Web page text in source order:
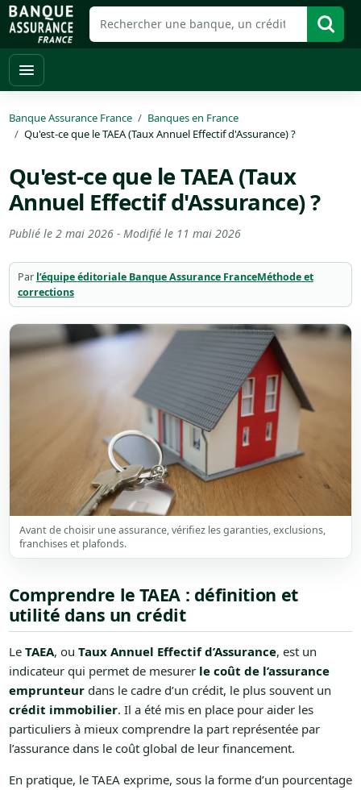
Banque Assurance France
Banques en France
Qu'est-ce que le TAEA (Taux Annuel Effectif d'Assurance) ?
Qu'est-ce que le TAEA (Taux
Annuel Effectif d'Assurance) ?
Publié le 2 mai 2026- Modifié le 11 mai 2026
Par l’équipe éditoriale Banque Assurance FranceMéthode et
corrections
Avant de choisir une assurance, vérifiez les garanties, exclusions,
franchises et plafonds.
Comprendre le TAEA : définition et
utilité dans un crédit
Le TAEA, ou Taux Annuel Effectif d’Assurance, est un
indicateur qui permet de mesurer le coût de l’assurance
emprunteurdans le cadre d’un crédit, le plus souvent un
crédit immobilier. Il a été mis en place pour aider les
particuliers à mieux comprendre la part représentée par
l’assurance dans le coût global de leur financement.
En pratique, le TAEA exprime, sous la forme d’un pourcentage